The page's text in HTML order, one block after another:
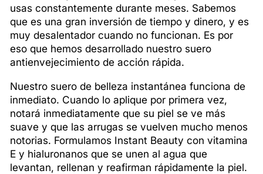
usas constantemente durante meses. Sabemos
que es una gran inversión de tiempo y dinero, y es
muy desalentador cuando no funcionan. Es por
eso que hemos desarrollado nuestro suero
antienvejecimiento de acción rápida.
Nuestro suero de belleza instantánea funciona de
inmediato. Cuando lo aplique por primera vez,
notará inmediatamente que su piel se ve más
suave y que las arrugas se vuelven mucho menos
notorias. Formulamos Instant Beauty con vitamina
E y hialuronanos que se unen al agua que
levantan, rellenan y reafirman rápidamente la piel.